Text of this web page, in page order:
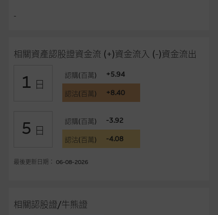
-
相關資產認股證資金流 (+)資金流入 (-)資金流出
1 日
認購(百萬) +5.94
認沽(百萬) +8.40
5 日
認購(百萬) -3.92
認沽(百萬) -4.08
最後更新日期： 06-08-2026
相關認股證/牛熊證
任何與本網站相連結的第三者網站，在任何用途方面均可靠、完
整、合時及準確，對任何因任何形式(包括疏忽)由於網站內容的
錯誤、失實、遺漏、或任何人士對網站內容的依賴而導致的損失
或損毀，亦一概不會承擔責任或債務。
與結構性產品有關的風險
結構性產品並無抵押品，如發行人無力償債或違約，投資者可能
表現並不反映未來表現。產品的第二市場可能有限而麥格理資本
自行評估箇中風險。如有需要，請徵詢獨立之專業意見。牛熊證
備有強制贖回機制可能被提早終止，届時(i) N類牛熊證投資者會